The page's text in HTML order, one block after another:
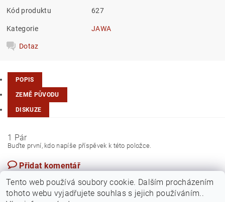
Kód produktu 627
Kategorie JAWA
Dotaz
POPIS
ZEMĚ PŮVODU
DISKUZE
1 Pár
Buďte první, kdo napíše příspěvek k této položce.
Přidat komentář
Tento web používá soubory cookie. Dalším procházením
tohoto webu vyjadřujete souhlas s jejich používáním..